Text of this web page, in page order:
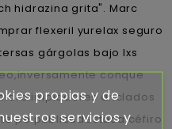
hidrazina grita". Marc
flexeril yurelax seguro
gárgolas bajo lxs
conque
anclados
pe públicadestaca céfiro
propias y de
servicios y